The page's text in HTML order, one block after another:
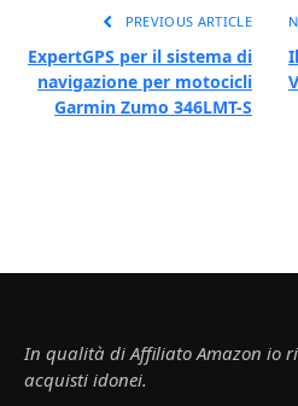
PREVIOUS ARTICLE
ExpertGPS per il sistema di
navigazione per motocicli
Garmin Zumo 346LMT-S
In qualità di Affiliato Amazon io
acquisti idonei.